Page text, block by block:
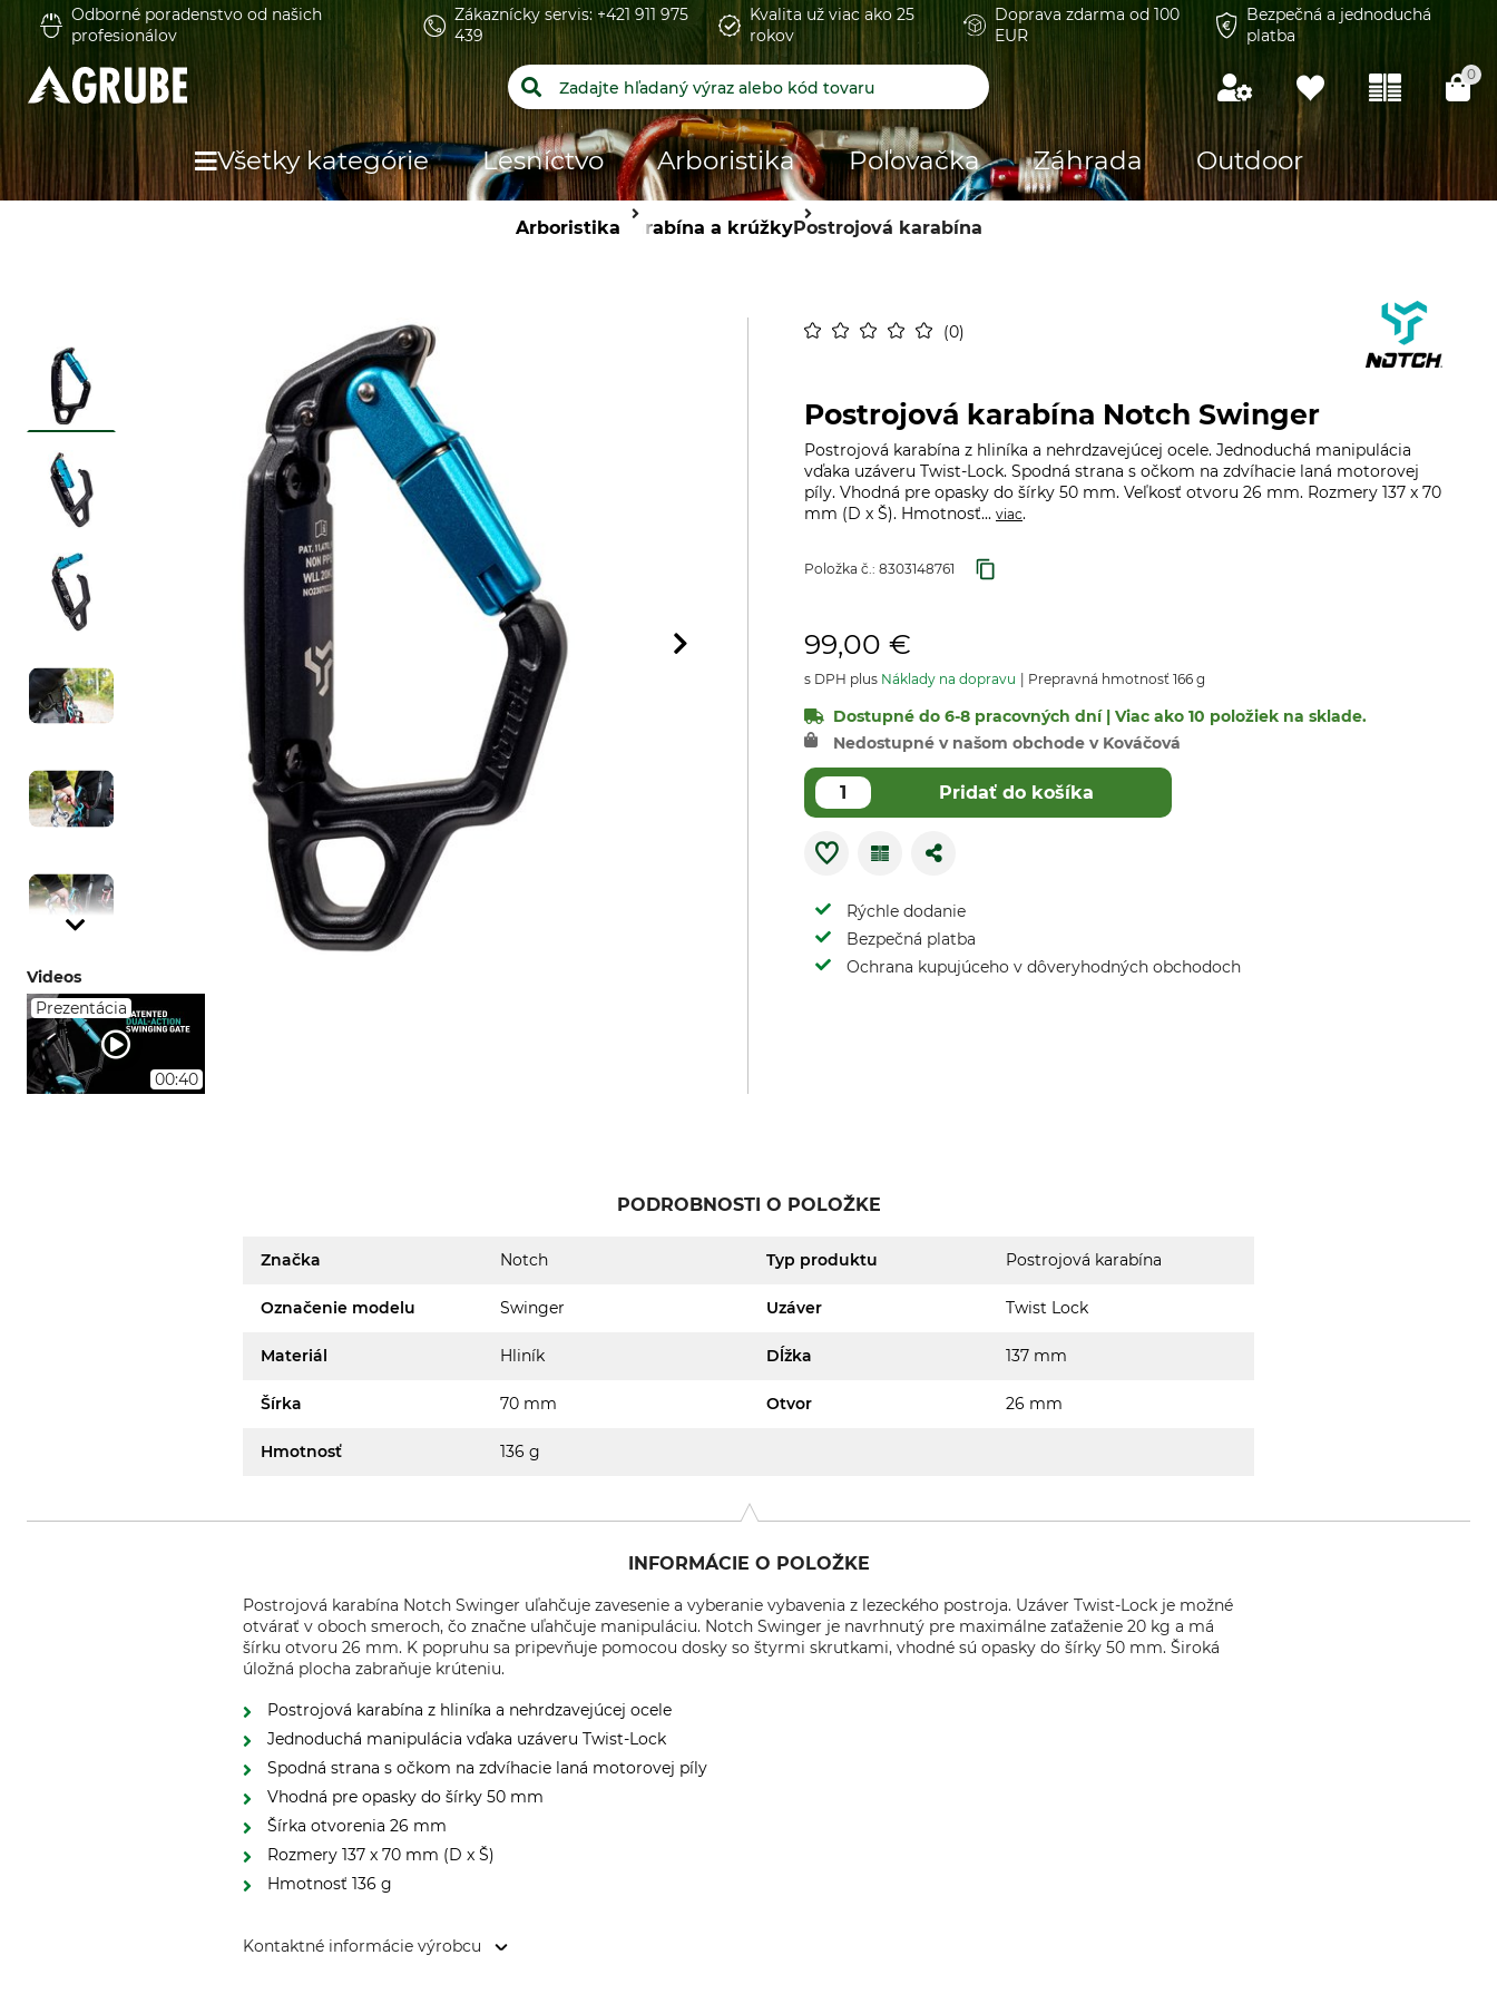
Odborné poradenstvo od našich
profesionálov
Zákaznícky servis: +421 911 975
439
Kvalita už viac ako 25
rokov
Doprava zdarma od 100
EUR
Bezpečná a jednoduchá
platba
0
Všetky kategórie Lesníctvo Arboristika Poľovačka Záhrada Outdoor
Arboristika Karabína a krúžkyPostrojová karabína
0
Videos
Prezentácia
00:40
Postrojová karabína Notch Swinger
Postrojová karabína z hliníka a nehrdzavejúcej ocele. Jednoduchá manipulácia
vďaka uzáveru Twist-Lock. Spodná strana s očkom na zdvíhacie laná motorovej
píly. Vhodná pre opasky do šírky 50 mm. Veľkosť otvoru 26 mm. Rozmery 137 x 70
mm (D x Š). Hmotnosť... viac.
Položka č.: 8303148761
99,00 €
s DPH plus Náklady na dopravu Prepravná hmotnosť 166 g
Dostupné do 6-8 pracovných dní | Viac ako 10 položiek na sklade.
Nedostupné v našom obchode v Kováčová
Pridať do košíka
Rýchle dodanie
Bezpečná platba
Ochrana kupujúceho v dôveryhodných obchodoch
PODROBNOSTI O POLOŽKE
Značka Notch Typ produktu Postrojová karabína
Označenie modelu Swinger Uzáver Twist Lock
Materiál Hliník Dĺžka 137 mm
Šírka 70 mm Otvor 26 mm
Hmotnosť 136 g
INFORMÁCIE O POLOŽKE
Postrojová karabína Notch Swinger uľahčuje zavesenie a vyberanie vybavenia z lezeckého postroja. Uzáver Twist-Lock je možné
otvárať v oboch smeroch, čo značne uľahčuje manipuláciu. Notch Swinger je navrhnutý pre maximálne zaťaženie 20 kg a má
šírku otvoru 26 mm. K popruhu sa pripevňuje pomocou dosky so štyrmi skrutkami, vhodné sú opasky do šírky 50 mm. Široká
úložná plocha zabraňuje krúteniu.
Postrojová karabína z hliníka a nehrdzavejúcej ocele
Jednoduchá manipulácia vďaka uzáveru Twist-Lock
Spodná strana s očkom na zdvíhacie laná motorovej píly
Vhodná pre opasky do šírky 50 mm
Šírka otvorenia 26 mm
Rozmery 137 x 70 mm (D x Š)
Hmotnosť 136 g
Kontaktné informácie výrobcu